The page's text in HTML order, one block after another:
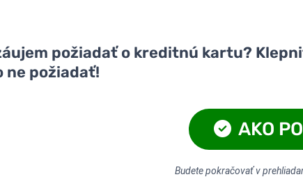
požiadať o kreditnú kartu?
ne požiadať!
AKO
Budete pokračovať v